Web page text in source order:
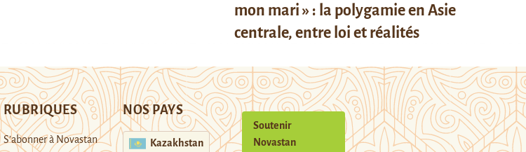
mon mari » : la polygamie en Asie
centrale, entre loi et réalités
RUBRIQUES
S’abonner à Novastan
NOS PAYS
Kazakhstan
Soutenir
Novastan